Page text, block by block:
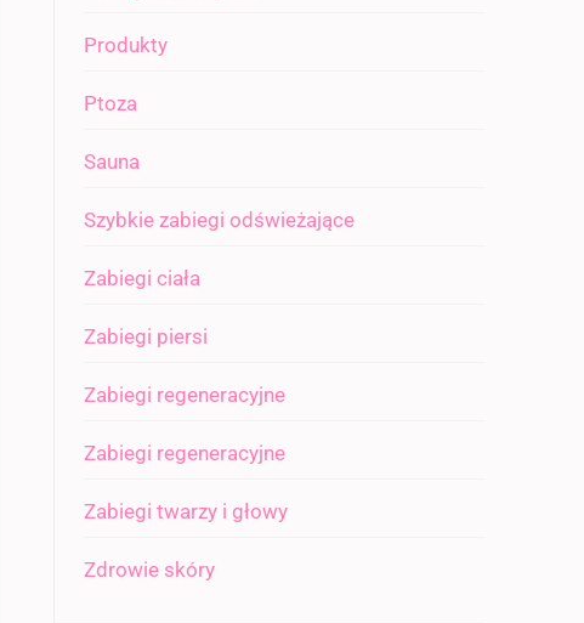
Produkty
Ptoza
Sauna
Szybkie zabiegi odświeżające
Zabiegi ciała
Zabiegi piersi
Zabiegi regeneracyjne
Zabiegi regeneracyjne
Zabiegi twarzy i głowy
Zdrowie skóry